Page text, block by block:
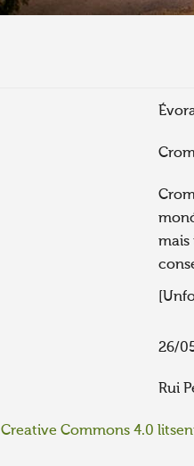
mais
26/
Rui
Creative Commons 4.0